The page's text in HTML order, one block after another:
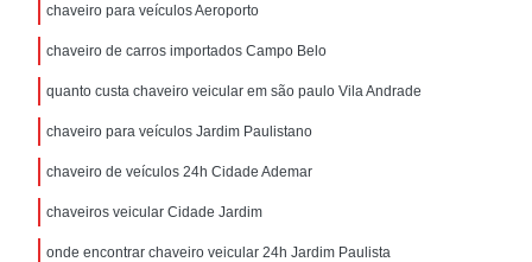
chaveiro para veículos Aeroporto
chaveiro de carros importados Campo Belo
quanto custa chaveiro veicular em são paulo Vila Andrade
chaveiro para veículos Jardim Paulistano
chaveiro de veículos 24h Cidade Ademar
chaveiros veicular Cidade Jardim
onde encontrar chaveiro veicular 24h Jardim Paulista